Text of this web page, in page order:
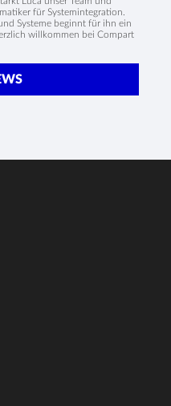
für Systemintegration.
Systeme beginnt für ihn ein
willkommen bei Compart